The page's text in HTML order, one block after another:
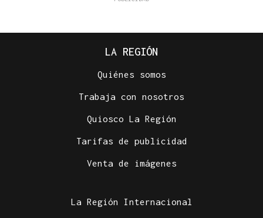
LA REGIÓN
Quiénes somos
Trabaja con nosotros
Quiosco La Región
Tarifas de publicidad
Venta de imágenes
La Región Internacional